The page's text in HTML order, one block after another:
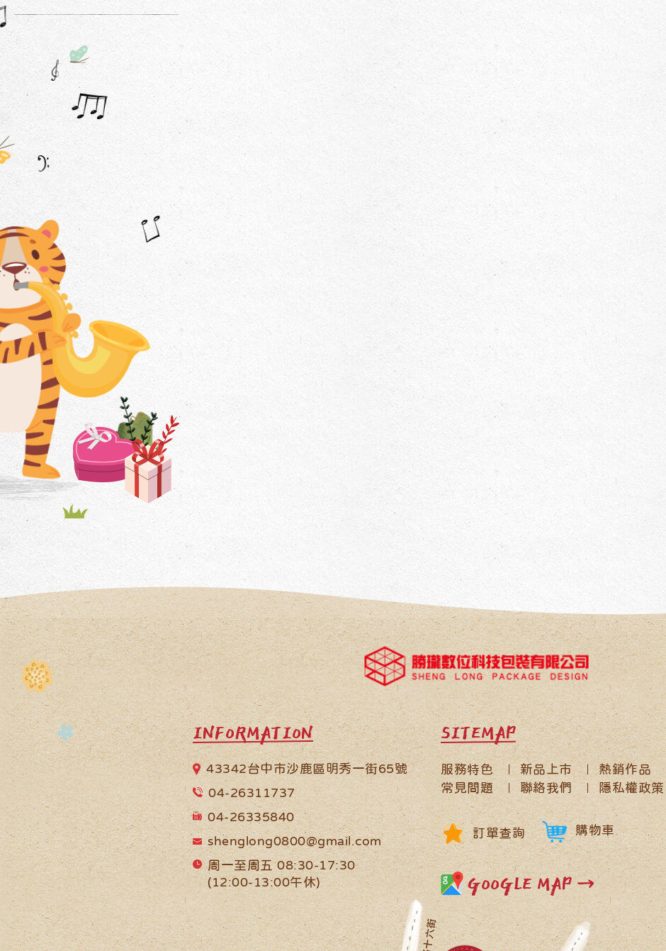
INFORMATION
43342台中市沙鹿區明秀一街65號
04-26311737
04-26335840
shenglong0800@gmail.com
周一至周五 08:30-17:30
(12:00-13:00午休)
SITEMAP
服務特色 新品上市 熱銷作品
常見問題
聯絡我們 隱私權政策
訂單查詢 購物車
GOOGLE MAP →